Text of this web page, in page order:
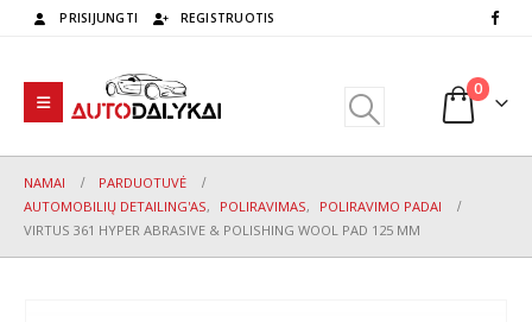
PRISIJUNGTI REGISTRUOTIS
0
NAMAI
PARDUOTUVĖ
AUTOMOBILIŲ DETAILING'AS, POLIRAVIMAS,
POLIRAVIMO PADAI
VIRTUS 361 HYPER ABRASIVE & POLISHING WOOL PAD 125 MM